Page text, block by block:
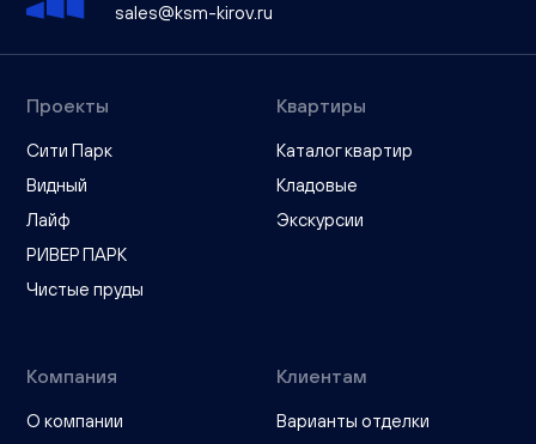
sales@ksm-kirov.ru
Проекты
Сити Парк
Видный
Лайф
РИВЕР ПАРК
Чистые пруды
Квартиры
Каталог квартир
Кладовые
Экскурсии
Компания
О компании
Клиентам
Варианты отделки